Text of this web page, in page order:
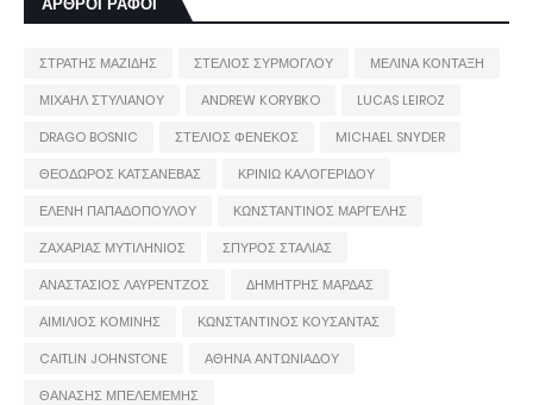
ΑΡΘΡΟΓΡΑΦΟΙ
ΣΤΡΑΤΗΣ ΜΑΖΙΔΗΣ ΣΤΕΛΙΟΣ ΣΥΡΜΟΓΛΟΥ
ΜΕΛΙΝΑ ΚΟΝΤΑΞΗ
ΜΙΧΑΗΛ ΣΤΥΛΙΑΝΟΥ
ANDREW KORYBKO
LUCAS LEIROZ
DRAGO BOSNIC
ΣΤΕΛΙΟΣ ΦΕΝΕΚΟΣ
MICHAEL SNYDER
ΘΕΟΔΩΡΟΣ ΚΑΤΣΑΝΕΒΑΣ
ΚΡΙΝΙΩ ΚΑΛΟΓΕΡΙΔΟΥ
ΕΛΕΝΗ ΠΑΠΑΔΟΠΟΥΛΟΥ
ΚΩΝΣΤΑΝΤΙΝΟΣ ΜΑΡΓΕΛΗΣ
ΖΑΧΑΡΙΑΣ ΜΥΤΙΛΗΝΙΟΣ
ΣΠΥΡΟΣ ΣΤΑΛΙΑΣ
ΑΝΑΣΤΑΣΙΟΣ ΛΑΥΡΕΝΤΖΟΣ
ΔΗΜΗΤΡΗΣ ΜΑΡΔΑΣ
ΑΙΜΙΛΙΟΣ ΚΟΜΙΝΗΣ
ΚΩΝΣΤΑΝΤΙΝΟΣ ΚΟΥΣΑΝΤΑΣ
CAITLIN JOHNSTONE
ΑΘΗΝΑ ΑΝΤΩΝΙΑΔΟΥ
ΘΑΝΑΣΗΣ ΜΠΕΛΕΜΕΜΗΣ